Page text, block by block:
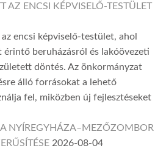
AZ ENCSI KÉPVISELŐ-TESTÜLET
encsi képviselő-testület, ahol
beruházásról és lakóövezeti
döntés. Az önkormányzat
álló forrásokat a lehető
fel, miközben új fejlesztéseket
NYÍREGYHÁZA–MEZŐZOMBOR
2026-08-04